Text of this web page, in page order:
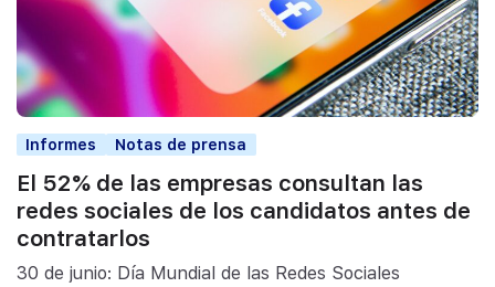
Informes Notas de prensa
El 52% de las empresas consultan las
redes sociales de los candidatos antes de
contratarlos
30 de junio: Día Mundial de las Redes Sociales